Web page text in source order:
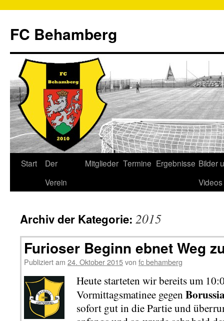
FC Behamberg
Start
Der
Verein
Mitglieder Termine Ergebnisse Bilder
Videos
Archiv der Kategorie: 2015
Furioser Beginn ebnet Weg
Publiziert am 24. Oktober 2015von fc behamberg
Heute starteten wir bereits um
Vormittagsmatinee gegen
sofort gut in die Partie und